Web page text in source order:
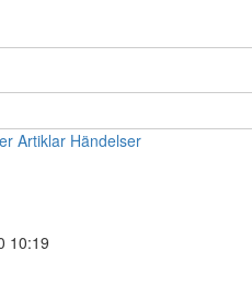
Artiklar Händelser
10:19